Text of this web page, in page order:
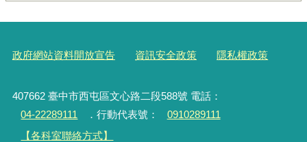
政府網站資料開放宣告 資訊安全政策 隱私權政策
407662 臺中市西屯區文心路二段588號 電話：
04-22289111
．行動代表號：
0910289111
【各科室聯絡方式】